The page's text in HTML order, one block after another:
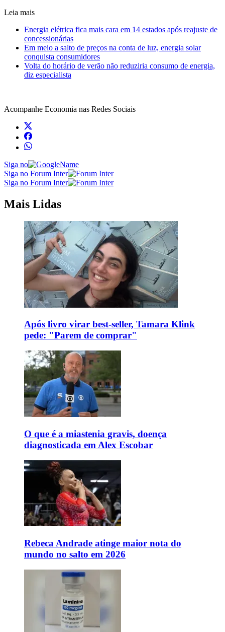
Leia mais
Energia elétrica fica mais cara em 14 estados após reajuste de
concessionárias
Em meio a salto de preços na conta de luz, energia solar
conquista consumidores
Volta do horário de verão não reduziria consumo de energia,
diz especialista
Acompanhe Economia nas Redes Sociais
Siga no
Siga no Forum Inter
Siga no Forum Inter
Mais Lidas
Após livro virar best-seller, Tamara Klink
pede: "Parem de comprar"
O que é a miastenia gravis, doença
diagnosticada em Alex Escobar
Rebeca Andrade atinge maior nota do
mundo no salto em 2026